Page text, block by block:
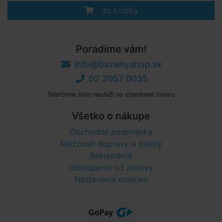
do košíka
Poradíme vám!
info@bazenyshop.sk
02 2057 0035
Telefónne číslo neslúži na objednaní tovaru
Všetko o nákupe
Obchodné podmienky
Možnosti dopravy a platby
Reklamácie
Odstúpenie od zmluvy
Nastavenia cookies